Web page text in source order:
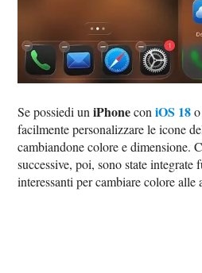
Se possiedi uniPhoneconiOS 18
facilmente personalizzare le icone
cambiandone colore e dimensione.
successive, poi, sono state integrate
interessanti per cambiare colore alle